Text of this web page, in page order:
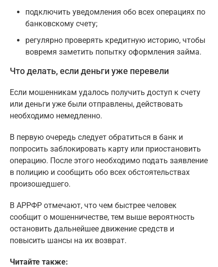
подключить уведомления обо всех операциях по
банковскому счету;
регулярно проверять кредитную историю, чтобы
вовремя заметить попытку оформления займа.
Что делать, если деньги уже перевели
Если мошенникам удалось получить доступ к счету
или деньги уже были отправлены, действовать
необходимо немедленно.
В первую очередь следует обратиться в банк и
попросить заблокировать карту или приостановить
операцию. После этого необходимо подать заявление
в полицию и сообщить обо всех обстоятельствах
произошедшего.
В АРРФР отмечают, что чем быстрее человек
сообщит о мошенничестве, тем выше вероятность
остановить дальнейшее движение средств и
повысить шансы на их возврат.
Читайте также: